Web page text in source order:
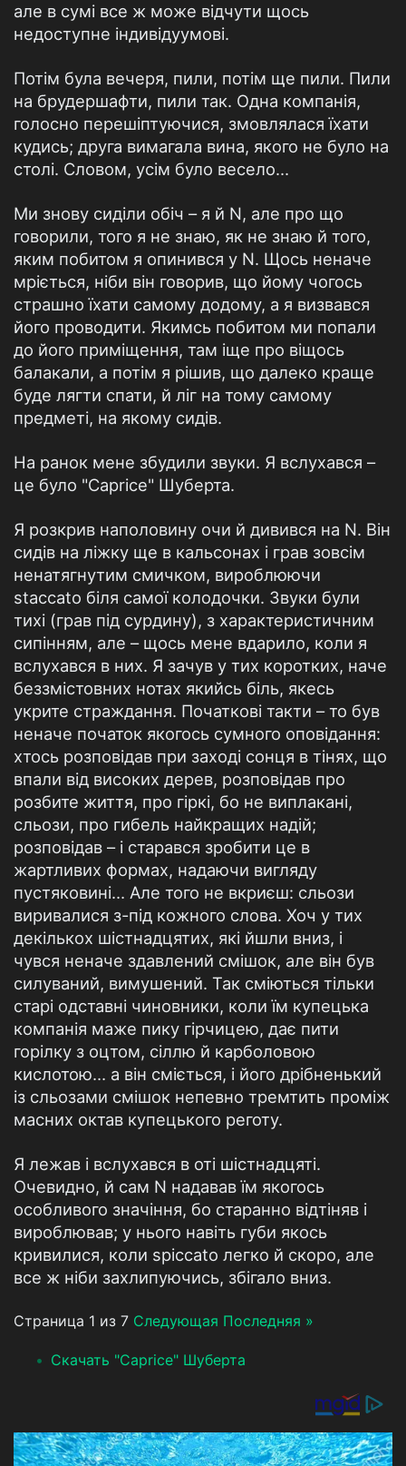
але в сумі все ж може відчути щось
недоступне індивідуумові.
Потім була вечеря, пили, потім ще пили. Пили
на брудершафти, пили так. Одна компанія,
голосно перешіптуючися, змовлялася їхати
кудись; друга вимагала вина, якого не було на
столі. Словом, усім було весело…
Ми знову сиділи обіч – я й N, але про що
говорили, того я не знаю, як не знаю й того,
яким побитом я опинився у N. Щось неначе
мріється, ніби він говорив, що йому чогось
страшно їхати самому додому, а я визвався
його проводити. Якимсь побитом ми попали
до його приміщення, там іще про віщось
балакали, а потім я рішив, що далеко краще
буде лягти спати, й ліг на тому самому
предметі, на якому сидів.
На ранок мене збудили звуки. Я вслухався –
це було "Caprice" Шуберта.
Я розкрив наполовину очи й дивився на N. Він
сидів на ліжку ще в кальсонах і грав зовсім
ненатягнутим смичком, вироблюючи
staccato біля самої колодочки. Звуки були
тихі (грав під сурдину), з характеристичним
сипінням, але – щось мене вдарило, коли я
вслухався в них. Я зачув у тих коротких, наче
беззмістовних нотах якийсь біль, якесь
укрите страждання. Початкові такти – то був
неначе початок якогось сумного оповідання:
хтось розповідав при заході сонця в тінях, що
впали від високих дерев, розповідав про
розбите життя, про гіркі, бо не виплакані,
сльози, про гибель найкращих надій;
розповідав – і старався зробити це в
жартливих формах, надаючи вигляду
пустяковині… Але того не вкриєш: сльози
виривалися з-під кожного слова. Хоч у тих
декількох шістнадцятих, які йшли вниз, і
чувся неначе здавлений смішок, але він був
силуваний, вимушений. Так сміються тільки
старі одставні чиновники, коли їм купецька
компанія маже пику гірчицею, дає пити
горілку з оцтом, сіллю й карболовою
кислотою… а він сміється, і його дрібненький
із сльозами смішок непевно тремтить проміж
масних октав купецького реготу.
Я лежав і вслухався в оті шістнадцяті.
Очевидно, й сам N надавав їм якогось
особливого значіння, бо старанно відтіняв і
вироблював; у нього навіть губи якось
кривилися, коли spiccato легко й скоро, але
все ж ніби захлипуючись, збігало вниз.
Страница 1 из 7 Следующая Последняя »
Скачать "Caprice" Шуберта